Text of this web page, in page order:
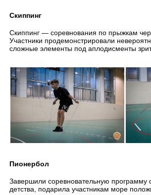
Скиппинг
Скиппинг — соревнования по прыжкам
Участники продемонстрировали
сложные элементы под аплодисменты
Пионербол
Завершили соревновательную программу
детства, подарила участникам море